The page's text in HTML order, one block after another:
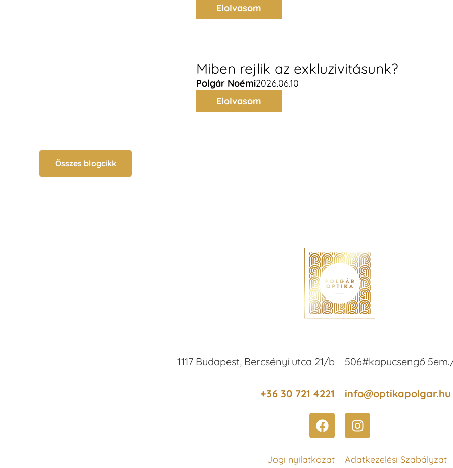
Elolvasom
Miben rejlik az exkluzivitásunk?
Polgár Noémi2026.06.10
Elolvasom
Összes blogcikk
1117 Budapest, Bercsényi utca 21/b
+36 30 721 4221
506#kapucsengő
info@optikapolgar.hu
Jogi nyilatkozat Adatkezelési Szabályzat